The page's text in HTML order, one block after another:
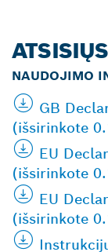
NAUDOJIMO
GB
(išsirinkote
EU
(išsirinkote
EU
(išsirinkote